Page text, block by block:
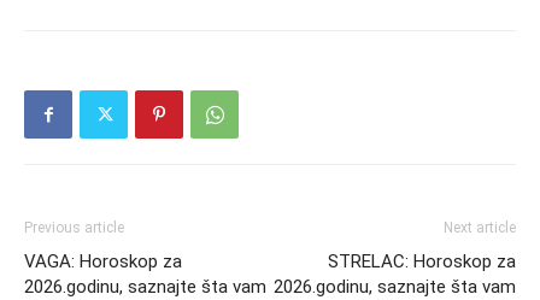
Previous article
VAGA: Horoskop za
2026.godinu, saznajte šta vam
Next article
STRELAC: Horoskop za
2026.godinu, saznajte šta vam